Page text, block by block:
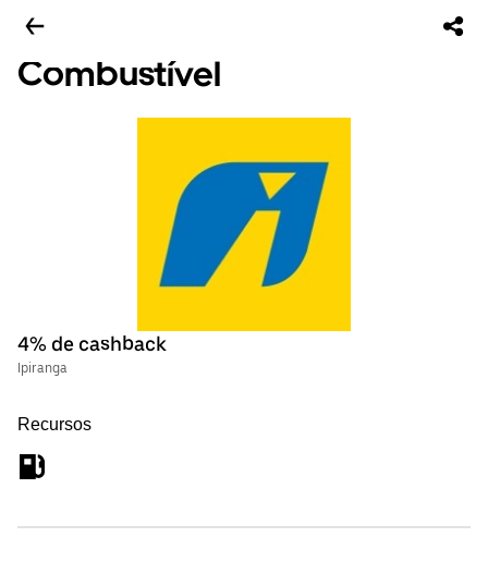
Combustível
4% de cashback
Ipiranga
Recursos